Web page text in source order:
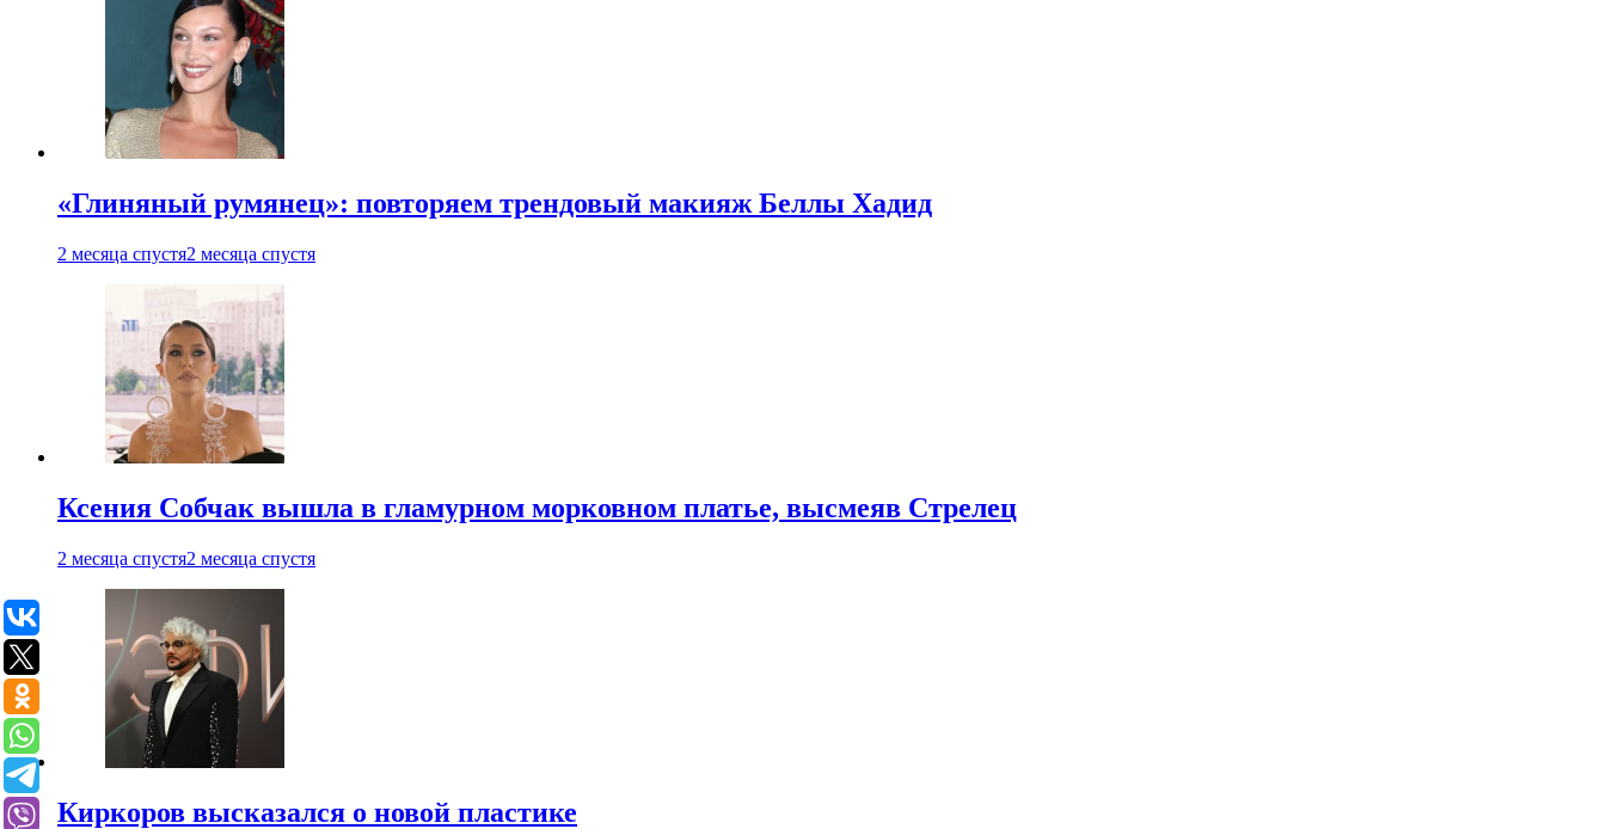
«Глиняный румянец»: повторяем трендовый макияж Беллы Хадид
2 месяца спустя2 месяца спустя
Ксения Собчак вышла в гламурном морковном платье, высмеяв Стрелец
2 месяца спустя2 месяца спустя
Киркоров высказался о новой пластике